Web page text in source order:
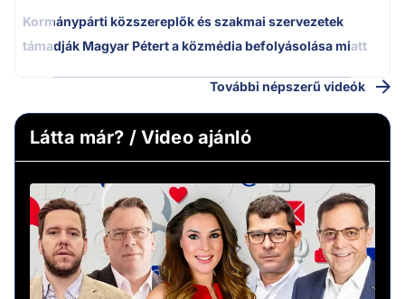
Kormánypárti közszereplők és szakmai szervezetek
támadják Magyar Pétert a közmédia befolyásolása miatt
További népszerű videók
Látta már? / Video ajánló